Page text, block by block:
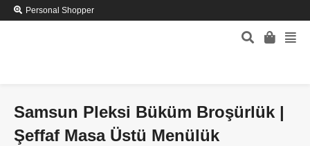
Personal Shopper
Samsun Pleksi Büküm Broşürlük |
Şeffaf Masa Üstü Menülük